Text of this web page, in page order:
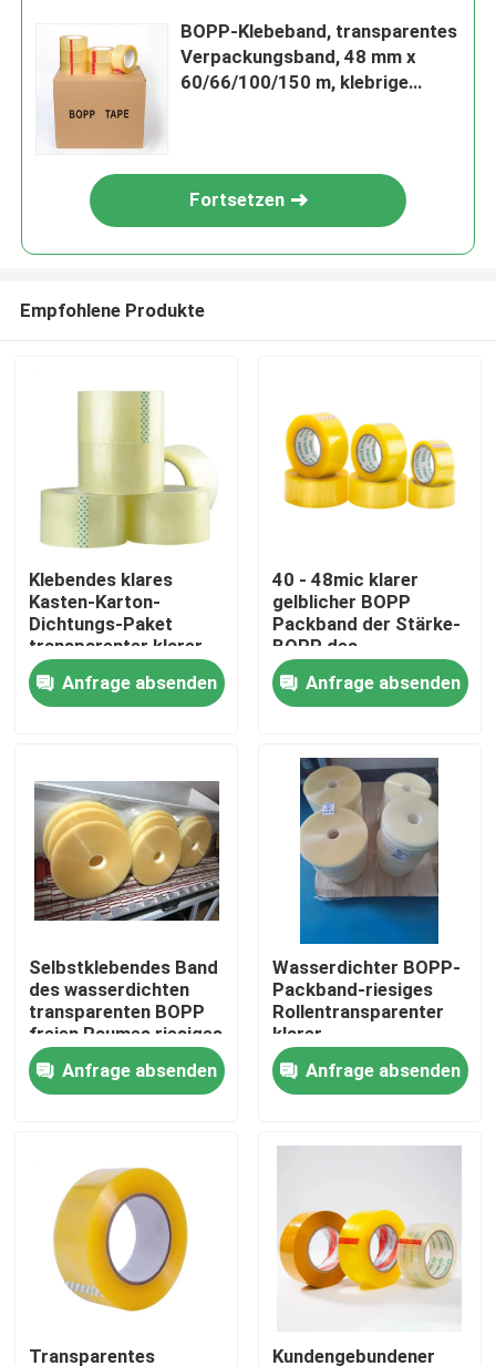
Produkte
Über uns
Qualitätskontrolle
Treten Sie mit uns in Verbindung
Klebstreifen BOPP
Kraftpapier-Klebstreifen
HAUSTIER Klebstreifen
BOPP-Klebeband, transparentes
Verpackungsband, 48 mm x
60/66/100/150 m, klebrige
Fortsetzen
Empfohlene Produkte
Klebendes klares
Kasten-Karton-
Dichtungs-Paket
transparenter klarer
Bopp-Packband
Anfrage absenden
40 - 48mic klarer
gelblicher BOPP
Packband der Stärke-
BOPP des
Klebstreifen-
Anfrage absenden
Selbstklebendes Band
des wasserdichten
transparenten BOPP
freien Raumes riesiges
Rollen
Anfrage absenden
Wasserdichter BOPP-
Packband-riesiges
Rollentransparenter
klarer
Farbklebstreifen
Anfrage absenden
Transparentes Kundengebundener